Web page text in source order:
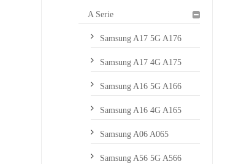
A Serie
Samsung A17 5G A176
Samsung A17 4G A175
Samsung A16 5G A166
Samsung A16 4G A165
Samsung A06 A065
Samsung A56 5G A566